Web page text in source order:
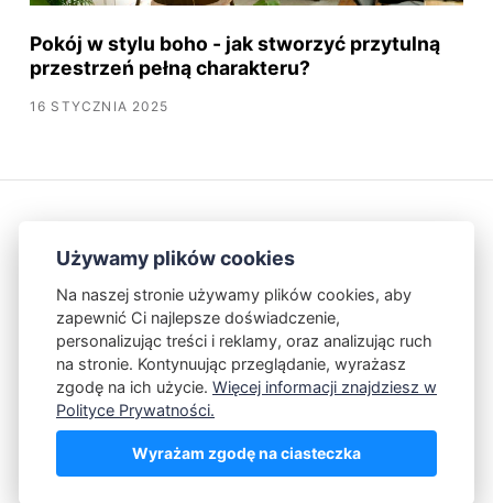
Pokój w stylu boho - jak stworzyć przytulną
przestrzeń pełną charakteru?
16 STYCZNIA 2025
Kontakt Polityka Prywatności
Powered by Publii
Używamy plików cookies
Na naszej stronie używamy plików cookies, aby
zapewnić Ci najlepsze doświadczenie,
personalizując treści i reklamy, oraz analizując ruch
na stronie. Kontynuując przeglądanie, wyrażasz
zgodę na ich użycie. Więcej informacji znajdziesz w
Polityce Prywatności.
Wyrażam zgodę na ciasteczka